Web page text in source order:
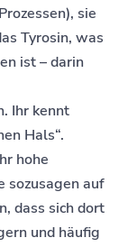
sie
Tyrosin, was
ist – darin
Ihr kennt
Hals“.
hohe
sozusagen auf
dass sich dort
und häufig